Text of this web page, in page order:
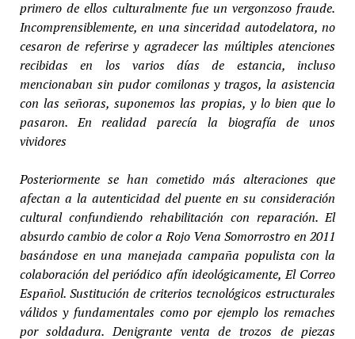
primero de ellos culturalmente fue un vergonzoso fraude.
Incomprensiblemente, en una sinceridad autodelatora, no
cesaron de referirse y agradecer las múltiples atenciones
recibidas en los varios días de estancia, incluso
mencionaban sin pudor comilonas y tragos, la asistencia
con las señoras, suponemos las propias, y lo bien que lo
pasaron. En realidad parecía la biografía de unos
vividores
Posteriormente se han cometido más alteraciones que
afectan a la autenticidad del puente en su consideración
cultural confundiendo rehabilitación con reparación. El
absurdo cambio de color a Rojo Vena Somorrostro en 2011
basándose en una manejada campaña populista con la
colaboración del periódico afín ideológicamente, El Correo
Español. Sustitución de criterios tecnológicos estructurales
válidos y fundamentales como por ejemplo los remaches
por soldadura. Denigrante venta de trozos de piezas